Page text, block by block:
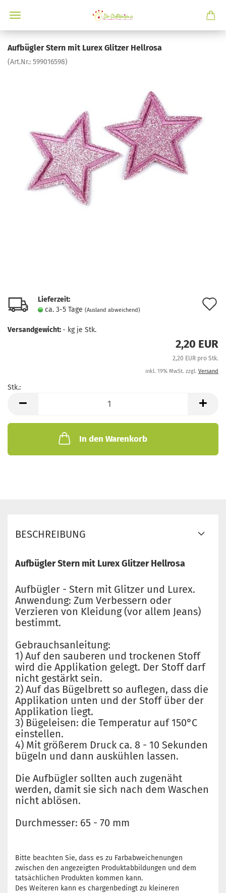
Aufbügler Stern mit Lurex Glitzer Hellrosa
(Art.Nr.: 599016598)
Lieferzeit:
ca. 3-5 Tage (Ausland abweichend)
Versandgewicht:- kg je Stk.
2,20 EUR
2,20 EUR pro Stk.
inkl. 19% MwSt. zzgl. Versand
Stk.:
In den Warenkorb
BESCHREIBUNG
Aufbügler Stern mit Lurex Glitzer Hellrosa
Aufbügler - Stern mit Glitzer und Lurex.
Anwendung: Zum Verbessern oder
Verzieren von Kleidung (vor allem Jeans)
bestimmt.
Gebrauchsanleitung:
1) Auf den sauberen und trockenen Stoff
wird die Applikation gelegt. Der Stoff darf
nicht gestärkt sein.
2) Auf das Bügelbrett so auflegen, dass die
Applikation unten und der Stoff über der
Applikation liegt.
3) Bügeleisen: die Temperatur auf 150°C
einstellen.
4) Mit größerem Druck ca. 8 - 10 Sekunden
bügeln und dann auskühlen lassen.
Die Aufbügler sollten auch zugenäht
werden, damit sie sich nach dem Waschen
nicht ablösen.
Durchmesser: 65 - 70 mm
Bitte beachten Sie, dass es zu Farbabweichenungen
zwischen den angezeigten Produktabbildungen und dem
tatsächlichen Produkten kommen kann.
Des Weiteren kann es chargenbedingt zu kleineren